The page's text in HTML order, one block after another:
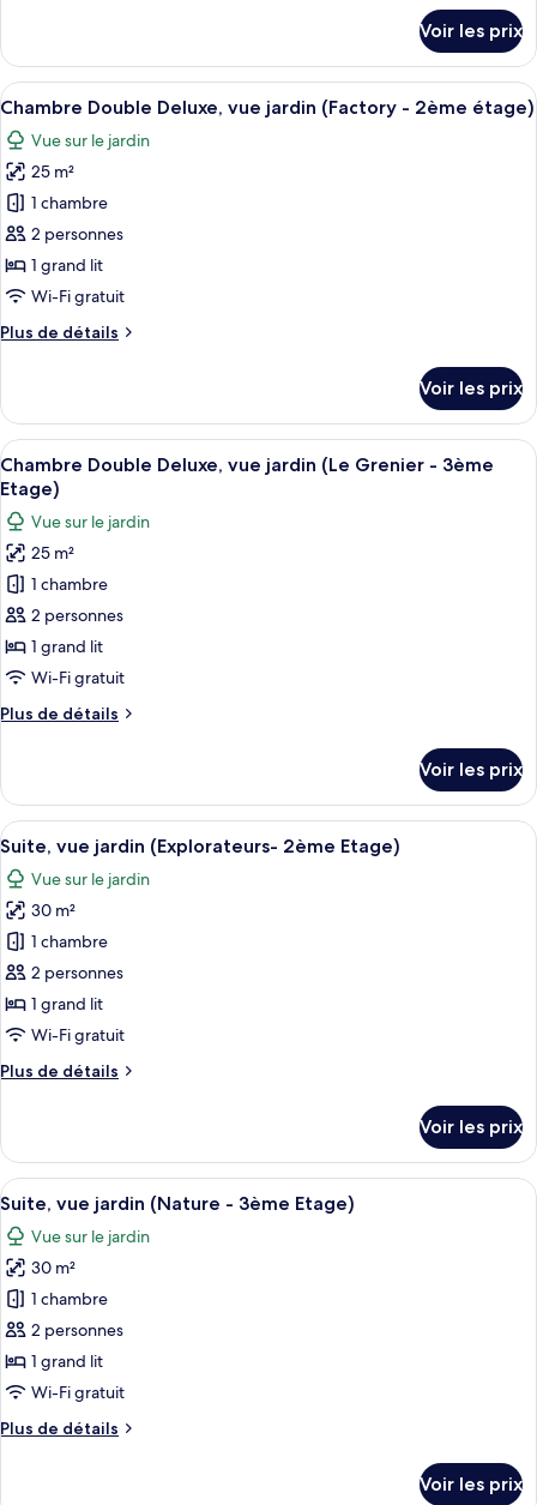
v
o
y
g
vue
jardin
(Vintage
-
1er
Etage)
le
type
de
chambre
Chambre
Double
Deluxe,
vue
jardin
(Vintage
-
1er
Voir les prix
Afficher
toutes
les
photos
pour
ce
type
de
chambre :
Chambre
vue
jardin
(Factory
2ème
étage)
Une chambre d’hôtel moderne
7
Chambre Double Deluxe, vue jardin (Factory - 2ème étage)
Vue sur le jardin
25 m²
1 chambre
2 personnes
1 grand lit
Wi-Fi gratuit
Plus de détails
Plus
le
type
de
chambre
Chambre
Double
Deluxe,
vue
jardin
(Factory
2ème
étage)
Voir les prix
Afficher
toutes
les
photos
pour
ce
type
de
chambre :
Double
jardin
(Le
Grenier
3ème
Etage)
Un lit bien fait, recouvert d’une
7
Chambre Double Deluxe, vue jardin (Le Grenier - 3ème
Etage)
Vue sur le jardin
25 m²
1 chambre
2 personnes
1 grand lit
Wi-Fi gratuit
Plus de détails
Plus
le
type
de
chambre
Chambre
Double
Deluxe,
vue
jardin
(Le
Grenier
-
Etage)
Voir les prix
Afficher
toutes
les
photos
pour
ce
type
de
chambre :
Suite,
(Explorateurs-
2ème
Etage)
Une chambre à coucher moderne
5
Suite, vue jardin (Explorateurs- 2ème Etage)
Vue sur le jardin
30 m²
1 chambre
2 personnes
1 grand lit
Wi-Fi gratuit
Plus de détails
Plus
le
type
de
chambre
Suite,
vue
jardin
(Explorateurs-
2ème
Etage)
Voir les prix
Afficher
toutes
les
photos
pour
ce
type
de
chambre :
Suite,
Une chambre avec une tête de lit
8
Suite, vue jardin (Nature - 3ème Etage)
Vue sur le jardin
30 m²
1 chambre
2 personnes
1 grand lit
Wi-Fi gratuit
Plus de détails
Plus
Voir les prix